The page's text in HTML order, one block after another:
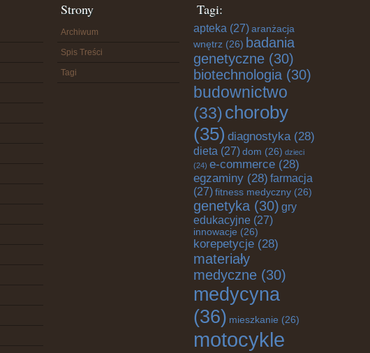
Strony
Archiwum
Spis Treści
Tagi
Tagi:
apteka (27) aranżacja
wnętrz (26) badania
genetyczne (30)
biotechnologia (30)
budownictwo
(33)choroby
(35) diagnostyka(28)
dieta (27) dom (26) dzieci
(24) e-commerce (28)
egzaminy (28) farmacja
(27) fitness medyczny (26)
genetyka (30) gry
edukacyjne (27)
innowacje (26)
korepetycje (28)
materiały
medyczne (30)
medycyna
(36) mieszkanie (26)
motocykle